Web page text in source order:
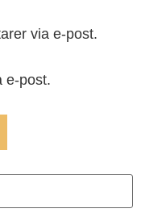
via e-post.
e-post.